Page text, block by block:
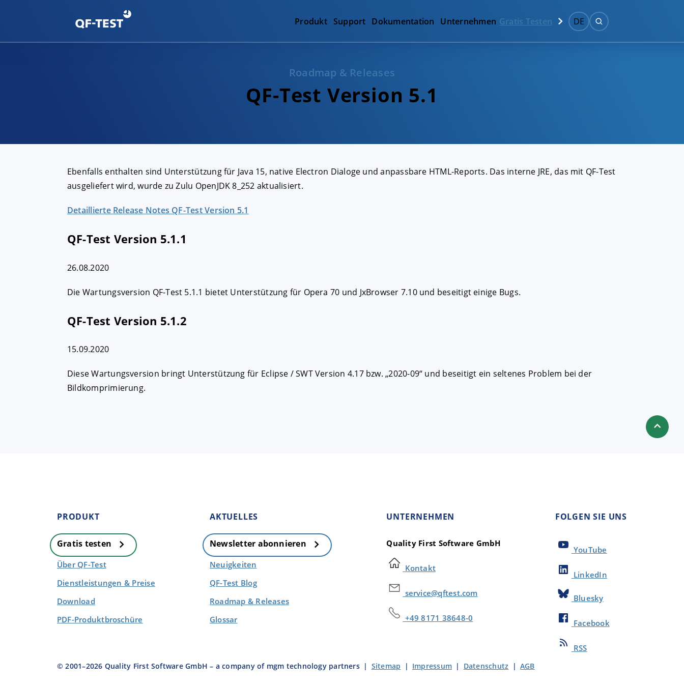
Produkt Support Dokumentation Unternehmen Gratis Testen DE
Roadmap & Releases
QF-Test Version 5.1
Ebenfalls enthalten sind Unterstützung für Java 15, native Electron Dialoge und anpassbare HTML-Reports. Das interne JRE, das mit QF-Test
ausgeliefert wird, wurde zu Zulu OpenJDK 8_252 aktualisiert.
Detaillierte Release Notes QF-Test Version 5.1
QF-Test Version 5.1.1
26.08.2020
Die Wartungsversion QF-Test 5.1.1 bietet Unterstützung für Opera 70 und JxBrowser 7.10 und beseitigt einige Bugs.
QF-Test Version 5.1.2
15.09.2020
Diese Wartungsversion bringt Unterstützung für Eclipse / SWT Version 4.17 bzw. „2020-09“ und beseitigt ein seltenes Problem bei der
Bildkomprimierung.
PRODUKT
Gratis testen
Über QF-Test
Dienstleistungen & Preise
Download
PDF-Produktbroschüre
AKTUELLES
Newsletter abonnieren
Neuigkeiten
QF-Test Blog
Roadmap & Releases
Glossar
UNTERNEHMEN
Quality First Software GmbH
Kontakt
service@qftest.com
+49 8171 38648-0
FOLGEN SIE UNS
YouTube
LinkedIn
Bluesky
Facebook
RSS
© 2001–2026 Quality First Software GmbH – a company of mgm technology partners| Sitemap | Impressum | Datenschutz |AGB
Impressum| Datenschutz